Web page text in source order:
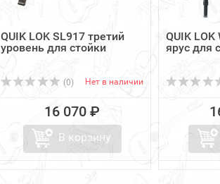
QUIK LOK SL917 третий
уровень для стойки
(0) Нет в наличии
16 070 ₽
В корзину
QUIK LOK
ярус для